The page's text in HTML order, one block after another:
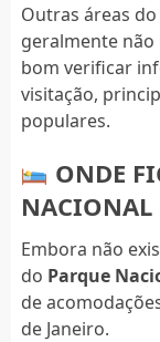
Outras áreas
geralmente
bom verificar
visitação,
populares.
ONDE
NACIONAL
Embora não
do Parque
de
de Janeiro.